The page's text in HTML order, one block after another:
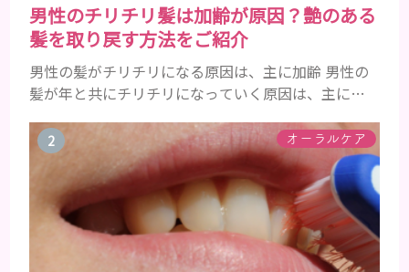
男性のチリチリ髪は加齢が原因？艶のある
髪を取り戻す方法をご紹介
男性の髪がチリチリになる原因は、主に加齢 男性の
髪が年と共にチリチリになっていく原因は、主に加
にツヤがあった男性も、いつのまにか髪がチリチリ
でペタンとするようになったと感じる人もいるでし
ょう。特に大人の男性としての魅力が出てくる40代
以降の男性に悩んでいる人が多い傾向があります。
髪が生え変わるサイクルは、年齢と共に乱れていき
ます。髪が太くならないま...
オーラルケア